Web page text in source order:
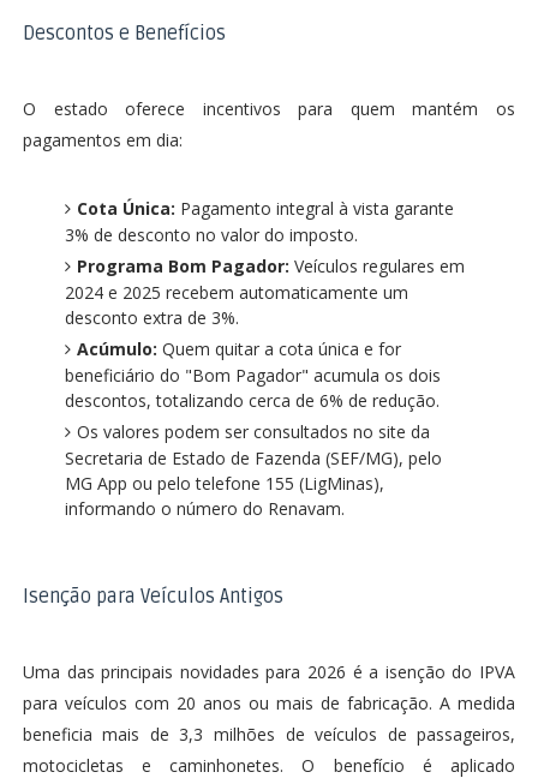
Descontos e Benefícios
O estado oferece incentivos para quem mantém os
pagamentos em dia:
Cota Única: Pagamento integral à vista garante
3% de desconto no valor do imposto.
Programa Bom Pagador: Veículos regulares em
2024 e 2025 recebem automaticamente um
desconto extra de 3%.
Acúmulo: Quem quitar a cota única e for
beneficiário do "Bom Pagador" acumula os dois
descontos, totalizando cerca de 6% de redução.
Os valores podem ser consultados no site da
Secretaria de Estado de Fazenda (SEF/MG), pelo
MG App ou pelo telefone 155 (LigMinas),
informando o número do Renavam.
Isenção para Veículos Antigos
Uma das principais novidades para 2026 é a isenção do IPVA
para veículos com 20 anos ou mais de fabricação. A medida
beneficia mais de 3,3 milhões de veículos de passageiros,
motocicletas e caminhonetes. O benefício é aplicado